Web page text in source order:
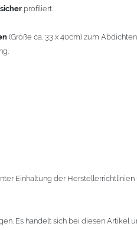
Es handelt sich bei diesen
profiliert.
(Größe ca. 33 x 40cm) zum
Einhaltung der
Es handelt sich bei diesen Artikel